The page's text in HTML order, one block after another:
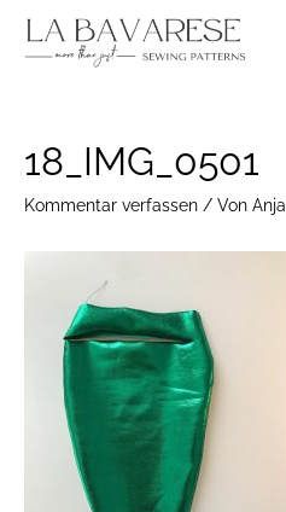
Inhalt
18_IMG_0501
Kommentar verfassen / Von Anja
navigation